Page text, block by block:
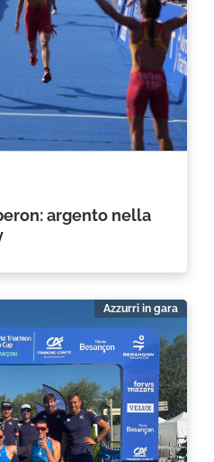
argento nella
Azzurri in gara